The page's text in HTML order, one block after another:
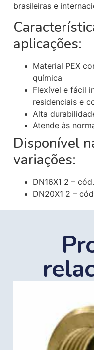
brasileiras e
aplicações:
Material PEX
química
Flexível e fácil
residenciais e
Alta
Atende às
Disponível
variações:
DN16X1 2 –
DN20X1 2 –